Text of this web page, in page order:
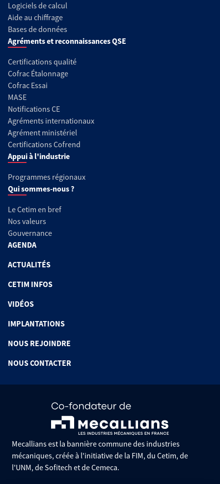
Logiciels de calcul
Aide au chiffrage
Bases de données
Agréments et reconnaissances QSE
Certifications qualité
Cofrac Étalonnage
Cofrac Essai
MASE
Notifications CE
Agréments internationaux
Agrément ministériel
Certifications Cofrend
Appui à l'industrie
Programmes régionaux
Qui sommes-nous ?
Le Cetim en bref
Nos valeurs
Gouvernance
AGENDA
ACTUALITÉS
CETIM INFOS
VIDÉOS
IMPLANTATIONS
NOUS REJOINDRE
NOUS CONTACTER
Mecallians est la bannière commune des industries
mécaniques, créée à l'initiative de la FIM, du Cetim, de
l'UNM, de Sofitech et de Cemeca.